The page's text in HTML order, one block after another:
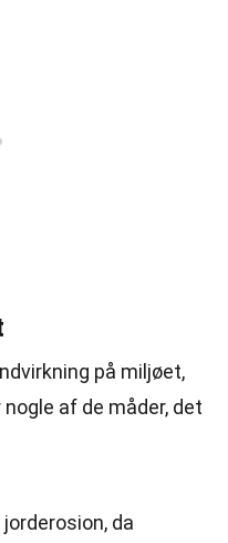
på miljøet,
af de måder, det
da